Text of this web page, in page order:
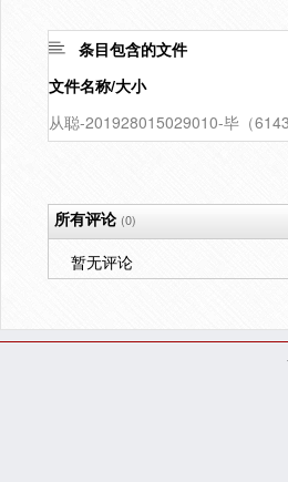
条目包含的文件
文件名称/大小
从聪-201928015029010-毕（
所有评论(0)
暂无评论